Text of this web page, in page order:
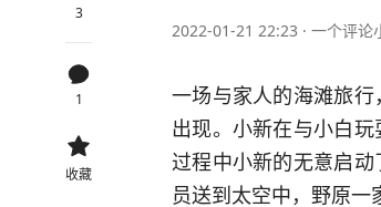
3
1
收藏
2022-01-21 22:23 · 一个评论
一场与家人的海滩旅
出现。小新在与小白
过程中小新的无意启
员送到太空中，野原一